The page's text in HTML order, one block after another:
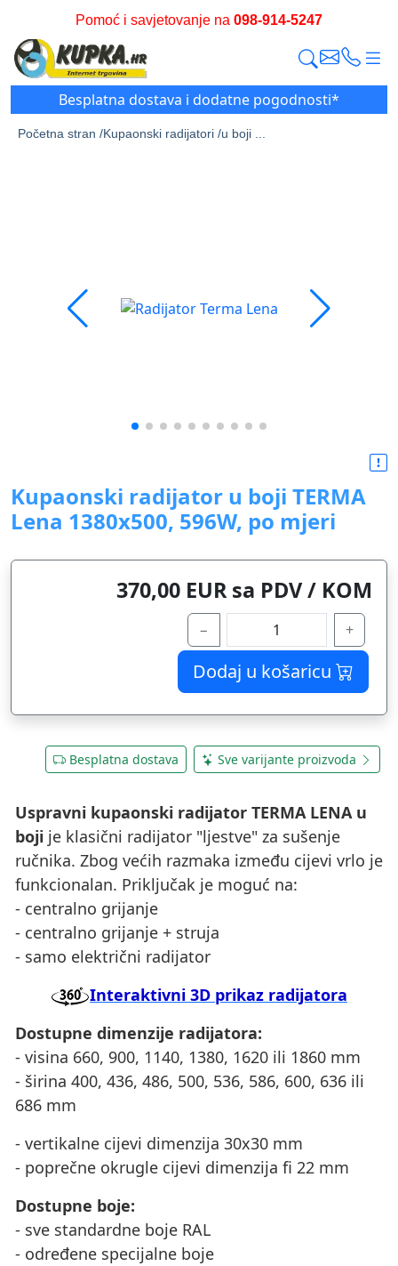
Pomoć i savjetovanje na 098-914-5247
Besplatna dostava i dodatne pogodnosti*
Početna stran /Kupaonski radijatori /u boji ...
Kupaonski radijator u boji TERMA
Lena 1380x500, 596W, po mjeri
370,00 EUR sa PDV / KOM
− +
Dodaj u košaricu
Besplatna dostava Sve varijante proizvoda
Uspravni kupaonski radijator TERMA LENA u
boji je klasični radijator "ljestve" za sušenje
ručnika. Zbog većih razmaka između cijevi vrlo je
funkcionalan. Priključak je moguć na:
- centralno grijanje
- centralno grijanje + struja
- samo električni radijator
Interaktivni 3D prikaz radijatora
Dostupne dimenzije radijatora:
- visina 660, 900, 1140, 1380, 1620 ili 1860 mm
- širina 400, 436, 486, 500, 536, 586, 600, 636 ili
686 mm
- vertikalne cijevi dimenzija 30x30 mm
- poprečne okrugle cijevi dimenzija fi 22 mm
Dostupne boje:
- sve standardne boje RAL
- određene specijalne boje